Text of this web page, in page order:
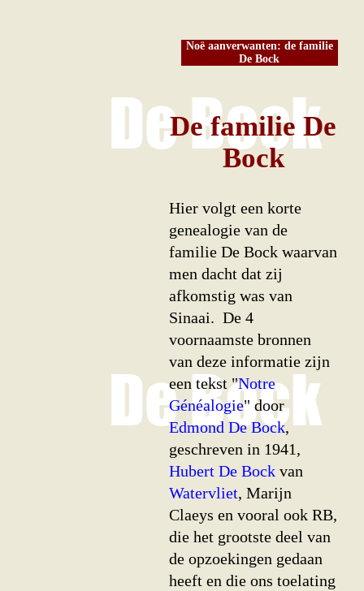
Noë aanverwanten: de familie
De Bock
De familie De
Bock
Hier volgt een korte
genealogie van de
familie De Bock waarvan
men dacht dat zij
afkomstig was van
Sinaai. De 4
voornaamste bronnen
van deze informatie zijn
een tekst "Notre
Généalogie" door
Edmond De Bock,
geschreven in 1941,
Hubert De Bock van
Watervliet, Marijn
Claeys en vooral ook RB,
die het grootste deel van
de opzoekingen gedaan
heeft en die ons toelating